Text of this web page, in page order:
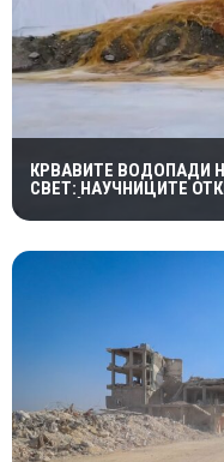
КРВАВИТЕ ВОДОПАДИ
СВЕТ: НАУЧНИЦИТЕ